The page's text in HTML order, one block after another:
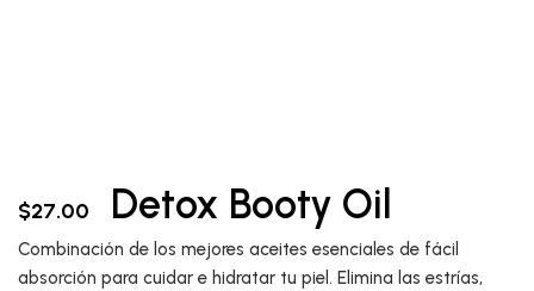
$27.00 Detox Booty Oil
Combinación de los mejores aceites esenciales de fácil
absorción para cuidar e hidratar tu piel. Elimina las estrías,